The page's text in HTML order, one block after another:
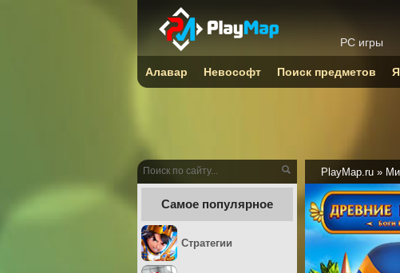
PlayMap.ru »
Самое популярное
Стратегии
PC игры
Алавар Невософт Поиск предметов